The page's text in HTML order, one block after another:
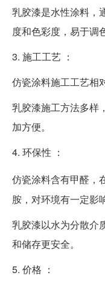
乳胶漆是水性涂料，
度和色彩度，易于调
3. 施工工艺 ：
仿瓷涂料施工工艺相
乳胶漆施工方法多样
加方便。
4. 环保性 ：
仿瓷涂料含有甲醛，
胺，对环境有一定影
乳胶漆以水为分散介
和储存更安全。
5. 价格 ：